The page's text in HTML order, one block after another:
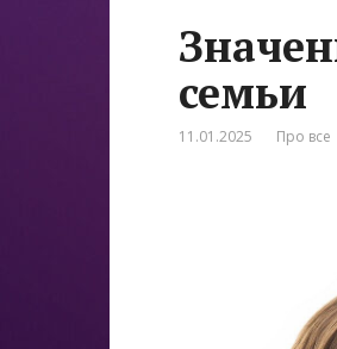
семьи
11.01.2025 Про все